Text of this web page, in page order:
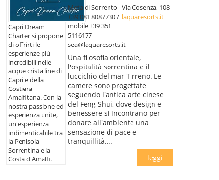
Capri Dream
Charter si propone
di offrirti le
esperienze più
incredibili nelle
acque cristalline di
Capri e della
Costiera
Amalfitana. Con la
nostra passione ed
esperienza unite,
un'esperienza
indimenticabile tra
la Penisola
Sorrentina e la
Costa d'Amalfi.
Meta di Sorrento Via Cosenza, 108
+39 081 8087730 /
mobile +39 351
5116177
laquaresorts.it
sea@laquaresorts.it
Una filosofia orientale,
l'ospitalità sorrentina e il
luccichio del mar Tirreno. Le
camere sono progettate
seguendo l'antica arte cinese
del Feng Shui, dove design e
benessere si incontrano per
donare all'ambiente una
sensazione di pace e
tranquillità....
leggi